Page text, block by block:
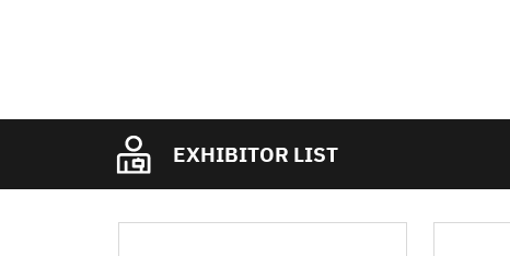
EXHIBITOR LIST